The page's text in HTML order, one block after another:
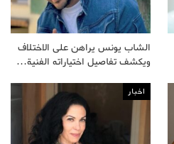
الشاب يونس يراهن على الاختلاف
ويكشف تفاصيل اختياراته الفنية…
اخبار